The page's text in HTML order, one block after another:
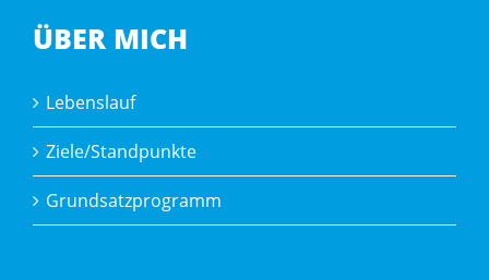
ÜBER MICH
Lebenslauf
Ziele/Standpunkte
Grundsatzprogramm